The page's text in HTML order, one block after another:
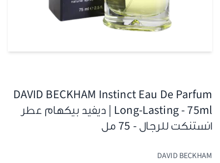
DAVID BECKHAM Instinct Eau De Parfum
Long-Lasting - 75ml | ديفيد بيكهام عطر
انستنكت للرجال - 75 مل
DAVID BECKHAM